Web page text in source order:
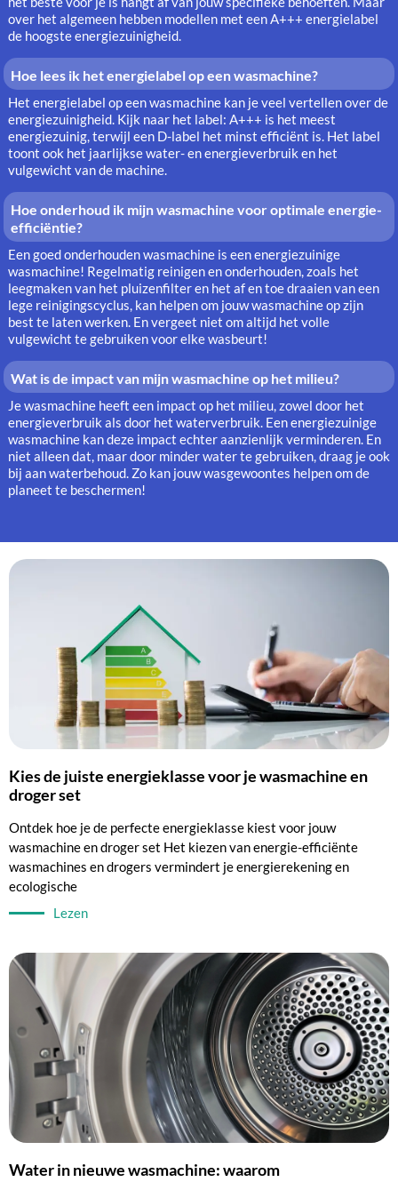
over het algemeen hebben modellen met een A+++ energielabel
de hoogste energiezuinigheid.
Hoe lees ik het energielabel op een wasmachine?
Het energielabel op een wasmachine kan je veel vertellen over de
energiezuinigheid. Kijk naar het label: A+++ is het meest
energiezuinig, terwijl een D-label het minst efficiënt is. Het label
toont ook het jaarlijkse water- en energieverbruik en het
vulgewicht van de machine.
Hoe onderhoud ik mijn wasmachine voor optimale energie-
efficiëntie?
Een goed onderhouden wasmachine is een energiezuinige
wasmachine! Regelmatig reinigen en onderhouden, zoals het
leegmaken van het pluizenfilter en het af en toe draaien van een
lege reinigingscyclus, kan helpen om jouw wasmachine op zijn
best te laten werken. En vergeet niet om altijd het volle
vulgewicht te gebruiken voor elke wasbeurt!
Wat is de impact van mijn wasmachine op het milieu?
Je wasmachine heeft een impact op het milieu, zowel door het
energieverbruik als door het waterverbruik. Een energiezuinige
wasmachine kan deze impact echter aanzienlijk verminderen. En
niet alleen dat, maar door minder water te gebruiken, draag je ook
bij aan waterbehoud. Zo kan jouw wasgewoontes helpen om de
planeet te beschermen!
Kies de juiste energieklasse voor je wasmachine en
droger set
Ontdek hoe je de perfecte energieklasse kiest voor jouw
wasmachine en droger set Het kiezen van energie-efficiënte
wasmachines en drogers vermindert je energierekening en
ecologische
Lezen
Water in nieuwe wasmachine: waarom